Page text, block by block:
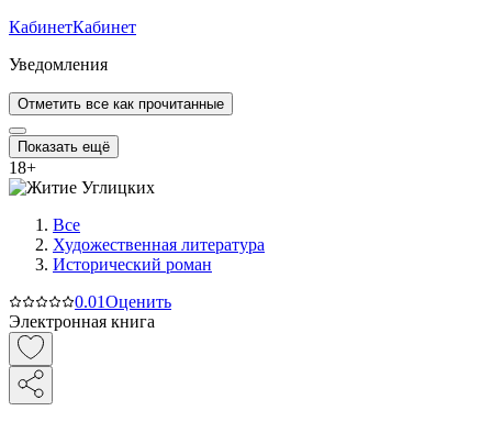
КабинетКабинет
Уведомления
Отметить все как прочитанные
Показать ещё
18+
Все
Художественная литература
Исторический роман
0.01Оценить
Электронная книга